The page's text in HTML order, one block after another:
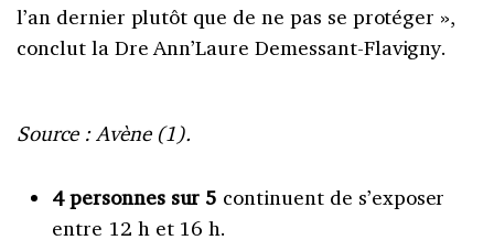
l’an dernier plutôt que de ne pas se protéger »,
conclut la Dre Ann’Laure Demessant-Flavigny.
Source : Avène (1).
4 personnes sur 5 continuent de s’exposer
entre 12 h et 16 h.